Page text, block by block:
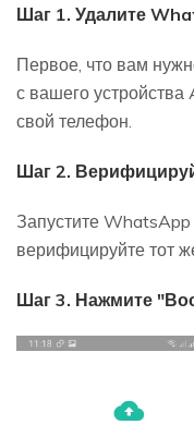
Шаг 1. Удалите
Первое, что вам
с вашего устройства
свой телефон.
Шаг 2.
Запустите
верифицируйте тот
Шаг 3. Нажмите